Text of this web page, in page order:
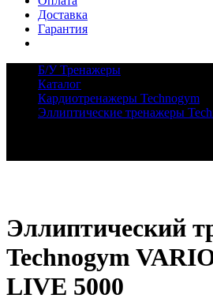
Доставка
Гарантия
Б/У Тренажеры
Каталог
Кардиотренажеры Technogym
Эллиптические тренажеры
Эллиптический
Technogym
LIVE 5000